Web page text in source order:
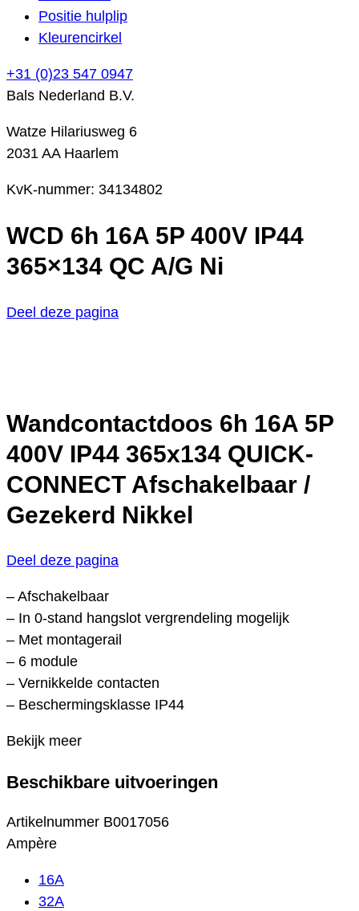
Positie hulplip
Kleurencirkel
+31 (0)23 547 0947
Bals Nederland B.V.
Watze Hilariusweg 6
2031 AA Haarlem
KvK-nummer: 34134802
WCD 6h 16A 5P 400V IP44
365×134 QC A/G Ni
Deel deze pagina
Wandcontactdoos 6h 16A 5P
400V IP44 365x134 QUICK-
CONNECT Afschakelbaar /
Gezekerd Nikkel
Deel deze pagina
– Afschakelbaar
– In 0-stand hangslot vergrendeling mogelijk
– Met montagerail
– 6 module
– Vernikkelde contacten
– Beschermingsklasse IP44
Bekijk meer
Beschikbare uitvoeringen
Artikelnummer B0017056
Ampère
16A
32A